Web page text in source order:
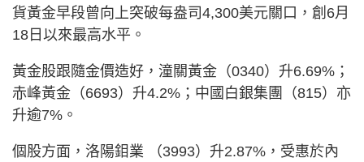
貨黃金早段曾向上突破每盎司4,300美元關口，創6月
18日以來最高水平。
黃金股跟隨金價造好，潼關黃金（0340）升6.69%；
赤峰黃金（6693）升4.2%；中國白銀集團（815）亦
升逾7%。
個股方面，洛陽鉬業 （3993）升2.87%，受惠於內